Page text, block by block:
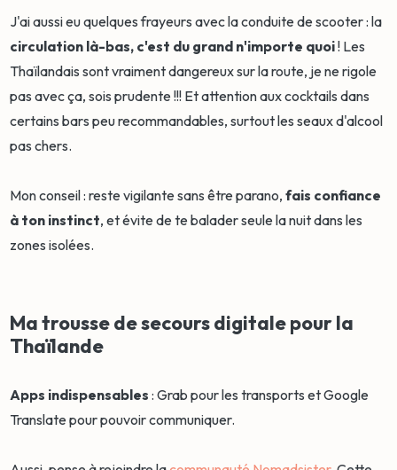
J'ai aussi eu quelques frayeurs avec la conduite de scooter : la
circulation là-bas, c'est du grand n'importe quoi! Les
Thaïlandais sont vraiment dangereux sur la route, je ne rigole
pas avec ça, sois prudente !!! Et attention aux cocktails dans
certains bars peu recommandables, surtout les seaux d'alcool
pas chers.
Mon conseil : reste vigilante sans être parano,fais confiance
à ton instinct, et évite de te balader seule la nuit dans les
zones isolées.
Ma trousse de secours digitale pour la
Thaïlande
Apps indispensables : Grab pour les transports et Google
Translate pour pouvoir communiquer.